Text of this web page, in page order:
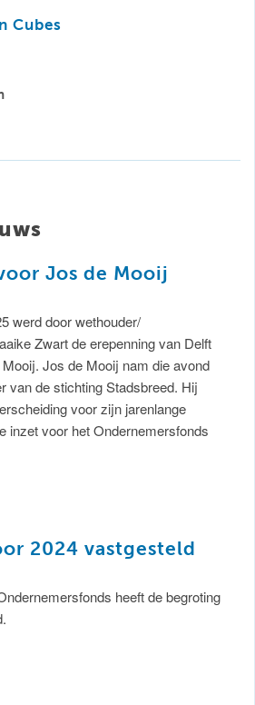
Cubes
Jos de Mooij
werd door wethouder/
Zwart de erepenning van Delft
Jos de Mooij nam die avond
van de stichting Stadsbreed. Hij
voor zijn jarenlange
inzet voor het Ondernemersfonds
2024 vastgesteld
heeft de begroting